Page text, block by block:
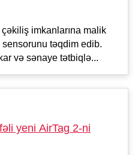
imkanlarına malik
təqdim edib.
və sənaye tətbiqlə...
yeni AirTag 2-ni